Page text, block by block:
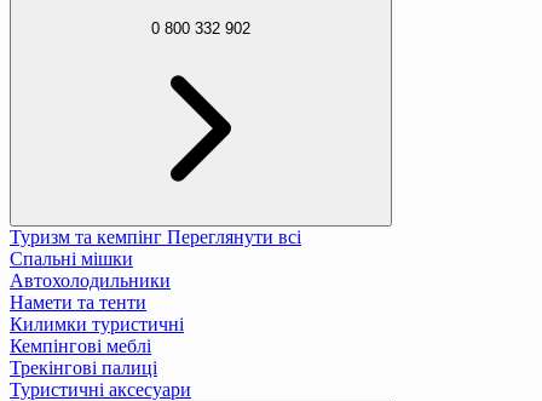
0 800 332 902
Туризм та кемпінг Переглянути всі
Спальні мішки
Автохолодильники
Намети та тенти
Килимки туристичні
Кемпінгові меблі
Трекінгові палиці
Туристичні аксесуари